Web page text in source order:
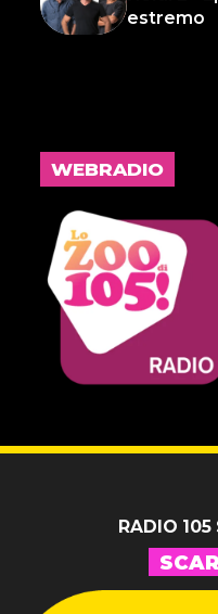
estremo
14 LUGLIO 2026
Infameria
WEBRADIO
RADIO 105